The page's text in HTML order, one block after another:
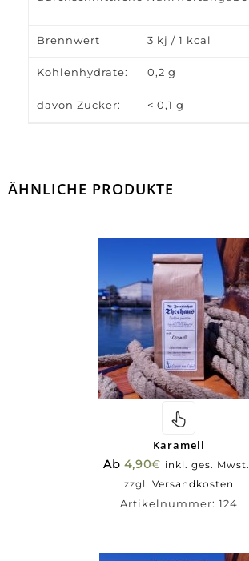
Brennwert 3 kj / 1 kcal
Kohlenhydrate: 0,2 g
davon Zucker: < 0,1 g
ÄHNLICHE PRODUKTE
Karamell
Ab4,90€ inkl. ges. Mwst.
zzgl. Versandkosten
Artikelnummer: 124